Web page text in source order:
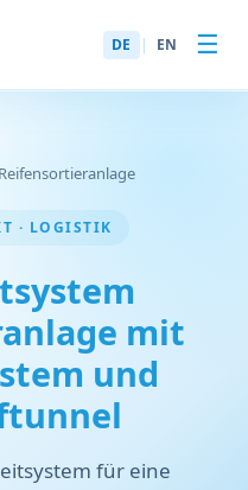
DE | EN ☰
· LOGISTIK
mit
und
für eine